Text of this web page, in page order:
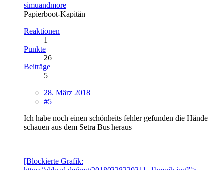
simuandmore
Papierboot-Kapitän
Reaktionen
1
Punkte
26
Beiträge
5
28. März 2018
#5
Ich habe noch einen schönheits fehler gefunden die Hände
schauen aus dem Setra Bus heraus
[Blockierte Grafik: